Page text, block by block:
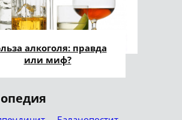
алкоголя: правда
или миф?